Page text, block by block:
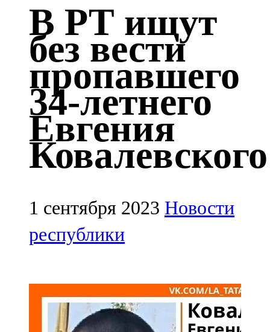
Кадыбаш
105,2 FM
Казан
91,5 FM
Кайбыч
106,1 FM
Кама тамагы
71,51 FM
Кукмара
107,9 FM
Лениногорский
102,1 FM
В РТ ищут
без вести
пропавшего
34-летнего
Евгения
Ковалевского
1 сентября 2023 Новости
республики